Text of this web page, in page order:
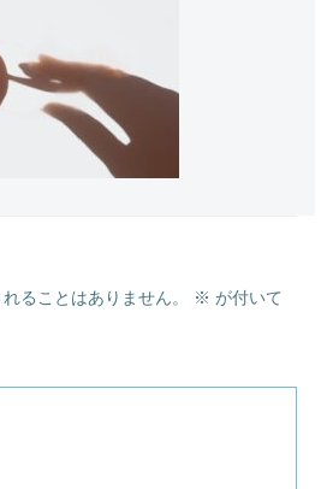
ることはありません。 ※ が付いて